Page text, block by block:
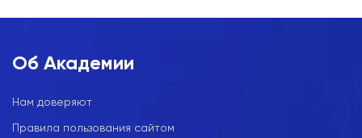
Об Академии
Нам доверяют
Правила пользования сайтом